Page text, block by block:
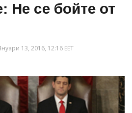
Не се бойте от
13, 2016, 12:16 EET